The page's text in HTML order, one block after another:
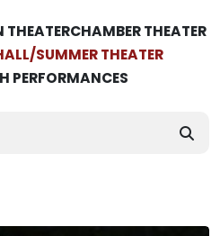
THEATERCHAMBER THEATER
SUMMER THEATER
PERFORMANCES